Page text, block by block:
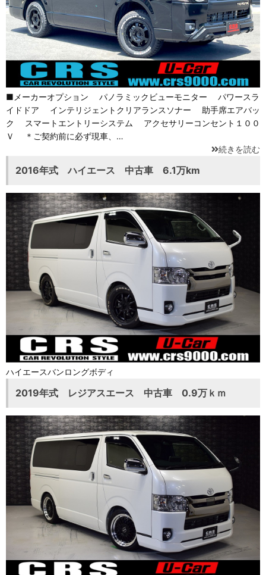
■メーカーオプション パノラミックビューモニター パワースラ
イドドア インテリジェントクリアランスソナー 助手席エアバッ
ク スマートエントリーシステム アクセサリーコンセント１００
Ｖ ＊ご契約前に必ず現車、…
続きを読む
2016年式 ハイエース 中古車 6.1万km
ハイエースバンロングボディ
2019年式 レジアスエース 中古車 0.9万ｋｍ